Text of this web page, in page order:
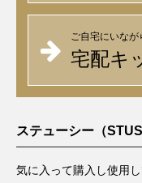
ご自宅にいなが
宅配キ
ステューシー（
気に入って購入し使用